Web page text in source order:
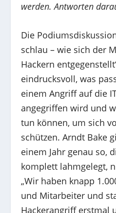
werden. Antworten
Die
schlau – wie sich der
Hackern
eindrucksvoll, was
einem Angriff auf die
angegriffen wird und
tun können, um sich
schützen. Arndt Bake
einem Jahr genau so,
komplett lahmgelegt,
„Wir haben knapp
und Mitarbeiter und
Hackerangriff erstmal